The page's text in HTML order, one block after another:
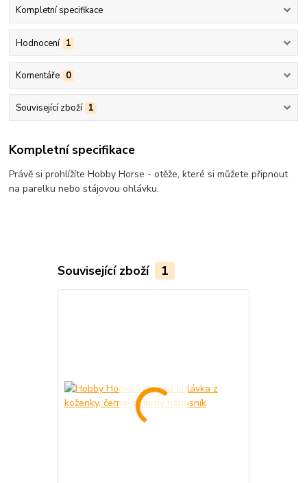
Kompletní specifikace
Hodnocení 1
Komentáře 0
Související zboží 1
Kompletní specifikace
Právě si prohlížíte Hobby Horse - otěže, které si můžete připnout
na parelku nebo stájovou ohlávku.
Související zboží 1